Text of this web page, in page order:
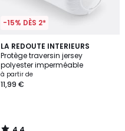
-15% DÈS 2*
LA REDOUTE INTERIEURS
Protège traversin jersey
polyester imperméable
à partir de
11,99 €
4,4
/ 5